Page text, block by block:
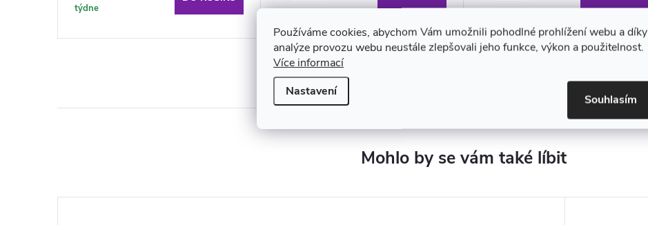
Používáme cookies, abychom Vám umožnili pohodlné prohlížení webu a díky
analýze provozu webu neustále zlepšovali jeho funkce, výkon a použitelnost.
Více informací
Nastavení
Souhlasím
týdne